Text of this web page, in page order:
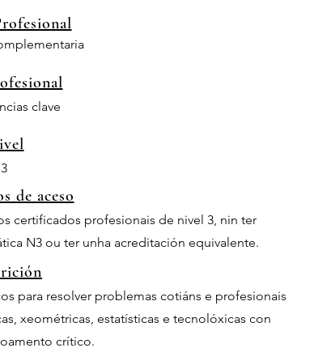
clave
3
de aceso
certificados profesionais de nivel 3, nin ter
N3 ou ter unha acreditación equivalente.
para resolver problemas cotiáns e profesionais
xeométricas, estatísticas e tecnolóxicas con
crítico.